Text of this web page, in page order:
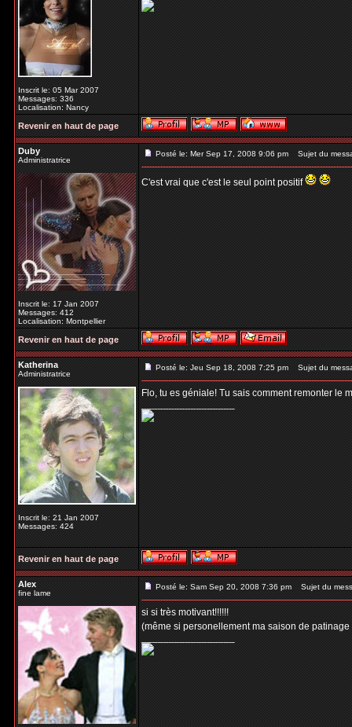
Inscrit le: 05 Mar 2007
Messages: 336
Localisation: Nancy
Revenir en haut de page
Duby
Administratrice
Inscrit le: 17 Jan 2007
Messages: 412
Localisation: Montpellier
Posté le: Mer Sep 17, 2008 9:06 pm Sujet du
C'est vrai que c'est le seul point positif
Revenir en haut de page
Katherina
Administratrice
Inscrit le: 21 Jan 2007
Messages: 424
Posté le: Jeu Sep 18, 2008 7:25 pm Sujet du
Flo, tu es géniale! Tu sais comment remonter le
_________________
Revenir en haut de page
Alex
fine lame
Posté le: Sam Sep 20, 2008 7:36 pm Sujet du
si si très motivant!!!!!!
(même si personellement ma saison de
_________________